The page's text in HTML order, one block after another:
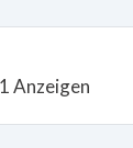
Anzeigen